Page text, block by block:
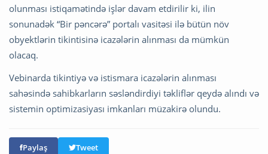
olunması istiqamətində işlər davam etdirilir ki, ilin
sonunadək “Bir pəncərə” portalı vasitəsi ilə bütün növ
obyektlərin tikintisinə icazələrin alınması da mümkün
olacaq.
Vebinarda tikintiyə və istismara icazələrin alınması
sahəsində sahibkarların səsləndirdiyi təkliflər qeydə alındı və
sistemin optimizasiyası imkanları müzakirə olundu.
Paylaş Tweet